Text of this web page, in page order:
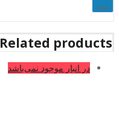
Related products
در انبار موجود نمی‌باشد